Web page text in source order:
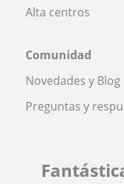
Alta centros
Comunidad
Novedades y Blog
Preguntas y